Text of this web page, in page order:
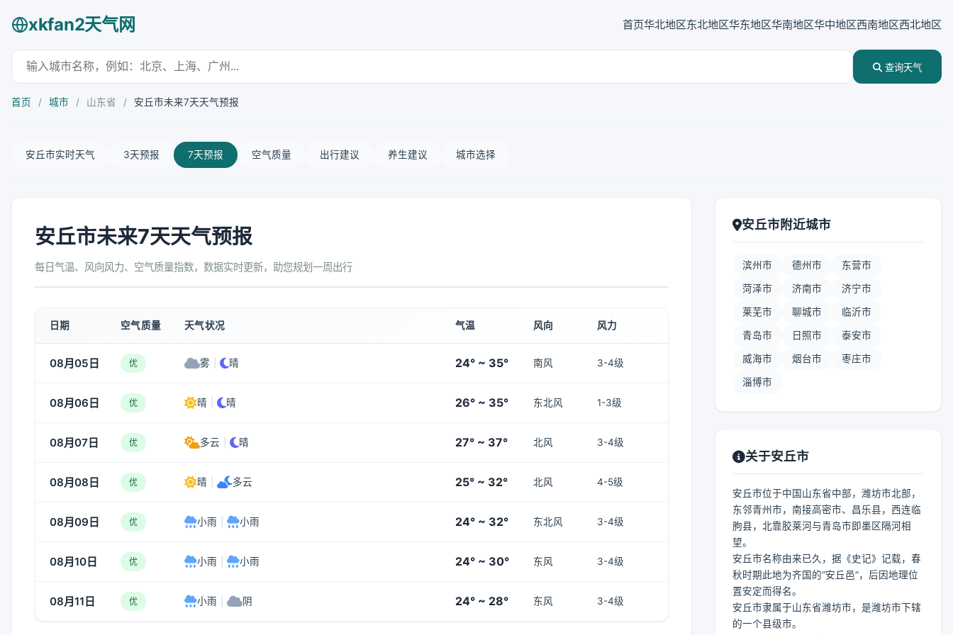
xkfan2天气网 首页华北地区东北地区华东地区华南地区华中地区西南地区西北地区
查询天气
首页 / 城市 / 山东省 / 安丘市未来7天天气预报
安丘市实时天气 3天预报 7天预报 空气质量 出行建议 养生建议 城市选择
安丘市未来7天天气预报
每日气温、风向风力、空气质量指数，数据实时更新，助您规划一周出行
日期 空气质量 天气状况 气温 风向 风力
08月05日 优 雾 晴 24° ~ 35° 南风 3-4级
08月06日 优 晴 晴 26° ~ 35° 东北风 1-3级
08月07日 优 多云 晴 27° ~ 37° 北风 3-4级
08月08日 优 晴 多云 25° ~ 32° 北风 4-5级
08月09日 优 小雨 小雨 24° ~ 32° 东北风 3-4级
08月10日 优 小雨 小雨 24° ~ 30° 东风 3-4级
08月11日 优 小雨 阴 24° ~ 28° 东风 3-4级
安丘市附近城市
滨州市 德州市 东营市
菏泽市 济南市 济宁市
莱芜市 聊城市 临沂市
青岛市 日照市 泰安市
威海市 烟台市 枣庄市
淄博市
关于安丘市
安丘市位于中国山东省中部，潍坊市北部，
东邻青州市，南接高密市、昌乐县，西连临
朐县，北靠胶莱河与青岛市即墨区隔河相
望。
安丘市名称由来已久，据《史记》记载，春
秋时期此地为齐国的“安丘邑”，后因地理位
置安定而得名。
安丘市隶属于山东省潍坊市，是潍坊市下辖
的一个县级市。